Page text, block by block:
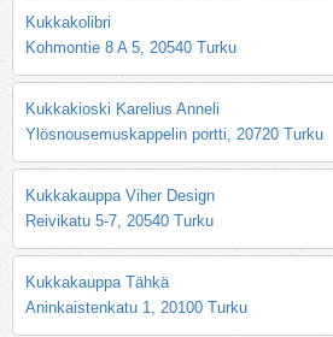
Kukkakolibri
Kohmontie 8 A 5, 20540 Turku
Kukkakioski Karelius Anneli
Ylösnousemuskappelin portti, 20720 Turku
Kukkakauppa Viher Design
Reivikatu 5-7, 20540 Turku
Kukkakauppa Tähkä
Aninkaistenkatu 1, 20100 Turku